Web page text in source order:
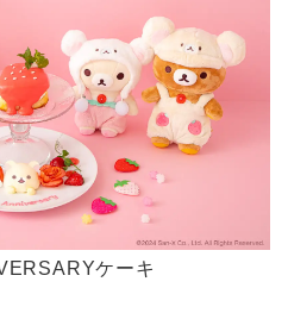
ケーキ